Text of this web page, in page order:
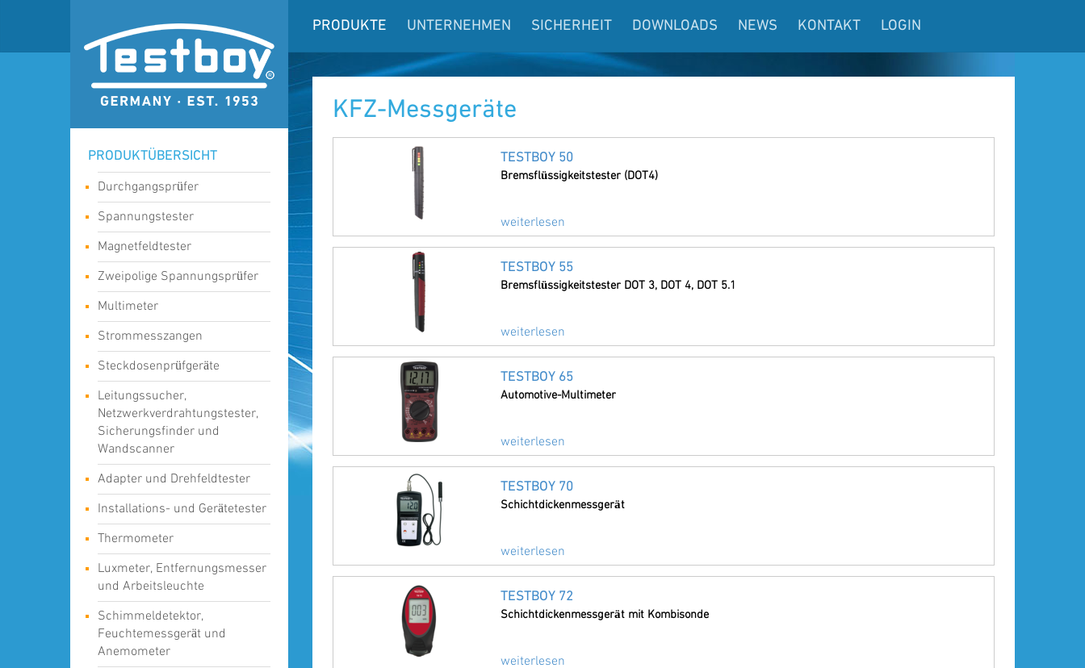
PRODUKTE UNTERNEHMEN SICHERHEIT DOWNLOADS NEWS KONTAKT LOGIN
PRODUKTÜBERSICHT
Durchgangsprüfer
Spannungstester
Magnetfeldtester
Zweipolige Spannungsprüfer
Multimeter
Strommesszangen
Steckdosenprüfgeräte
Leitungssucher,
Netzwerkverdrahtungstester,
Sicherungsfinder und
Wandscanner
Adapter und Drehfeldtester
Installations- und Gerätetester
Thermometer
Luxmeter, Entfernungsmesser
und Arbeitsleuchte
Schimmeldetektor,
Feuchtemessgerät und
Anemometer
KFZ-Messgeräte
TESTBOY 50
Bremsflüssigkeitstester (DOT4)
weiterlesen
TESTBOY 55
Bremsflüssigkeitstester DOT 3, DOT 4, DOT 5.1
weiterlesen
TESTBOY 65
Automotive-Multimeter
weiterlesen
TESTBOY 70
Schichtdickenmessgerät
weiterlesen
TESTBOY 72
Schichtdickenmessgerät mit Kombisonde
weiterlesen